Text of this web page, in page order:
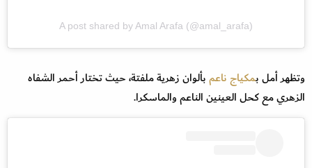
A post shared by Amal Arafa (@amal_arafa)
وتظهر أمل بمكياج ناعمبألوان زهرية ملفتة، حيث تختار أحمر الشفاه
الزهري مع كحل العينين الناعم والماسكرا.